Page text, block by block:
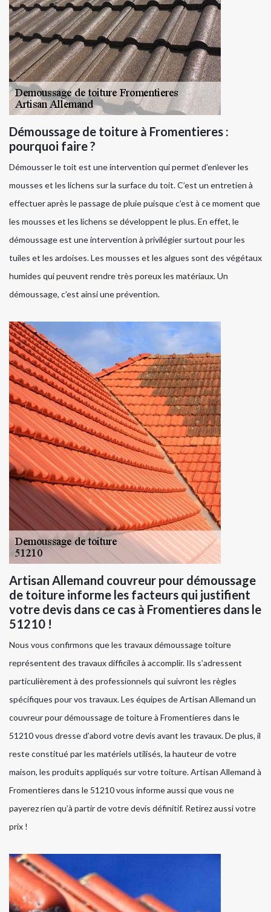
Démoussage de toiture à Fromentieres :
pourquoi faire ?
Démousser le toit est une intervention qui permet d’enlever les
mousses et les lichens sur la surface du toit. C’est un entretien à
effectuer après le passage de pluie puisque c’est à ce moment que
les mousses et les lichens se développent le plus. En effet, le
démoussage est une intervention à privilégier surtout pour les
tuiles et les ardoises. Les mousses et les algues sont des végétaux
humides qui peuvent rendre très poreux les matériaux. Un
démoussage, c’est ainsi une prévention.
Artisan Allemand couvreur pour démoussage
de toiture informe les facteurs qui justifient
votre devis dans ce cas à Fromentieres dans le
51210 !
Nous vous confirmons que les travaux démoussage toiture
représentent des travaux difficiles à accomplir. Ils s’adressent
particulièrement à des professionnels qui suivront les règles
spécifiques pour vos travaux. Les équipes de Artisan Allemand un
couvreur pour démoussage de toiture à Fromentieres dans le
51210 vous dresse d’abord votre devis avant les travaux. De plus, il
reste constitué par les matériels utilisés, la hauteur de votre
maison, les produits appliqués sur votre toiture. Artisan Allemand à
Fromentieres dans le 51210 vous informe aussi que vous ne
payerez rien qu’à partir de votre devis définitif. Retirez aussi votre
prix !